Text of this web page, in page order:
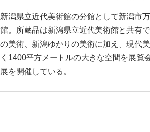
新潟県立近代美術館の分館として新潟市
館。所蔵品は新潟県立近代美術館と共有
の美術、新潟ゆかりの美術に加え、現代
く1400平方メートルの大きな空間を展覧
展を開催している。